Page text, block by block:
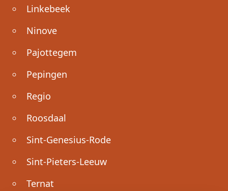
Linkebeek
Ninove
Pajottegem
Pepingen
Regio
Roosdaal
Sint-Genesius-Rode
Sint-Pieters-Leeuw
Ternat